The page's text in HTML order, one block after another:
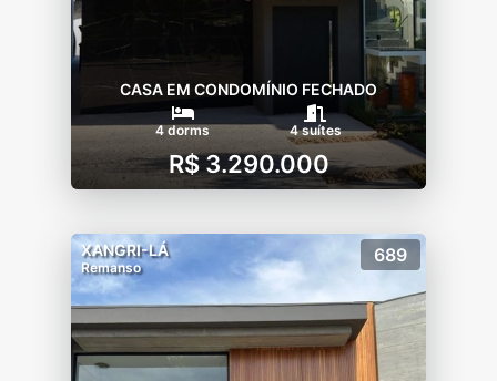
CASA EM CONDOMÍNIO FECHADO
4 dorms 4 suítes
R$ 3.290.000
XANGRI-LÁ
Remanso
689